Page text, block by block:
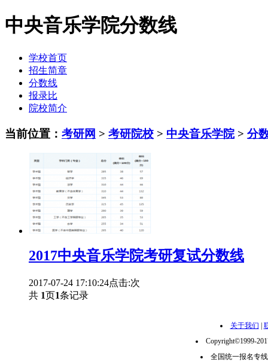
中央音乐学院分数线
学校首页
招生简章
分数线
报录比
院校简介
当前位置： 考研网 > 考研院校 > 中央音乐学院> 分
2017中央音乐学院考研复试分数线
2017-07-24 17:10:24点击:次
共 1页1条记录
关于我们
Copyright©1999-
全国统一报名专